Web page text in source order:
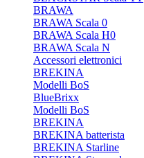
BRAWA
BRAWA Scala 0
BRAWA Scala H0
BRAWA Scala N
Accessori elettronici
BREKINA
Modelli BoS
BlueBrixx
Modelli BoS
BREKINA
BREKINA batterista
BREKINA Starline